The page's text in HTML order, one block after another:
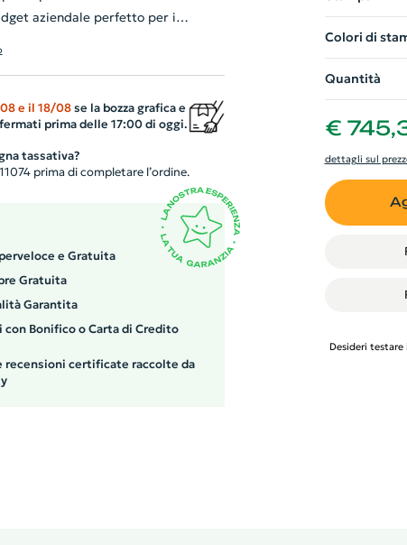
aziendale perfetto per i
dei portatili da 15". Dotato di
con zip per riporre tutti i tuoi
due scomparti separatamente con
Possiede inoltre una tasca
tasca superiore di facile accesso.
lo zaino ha bretelle
schienale confortevole. La
facilita il trasporto.
e il 18/08se la bozza grafica e
prima delle 17:00 di oggi.
tassativa?
prima di completare l’ordine.
e Gratuita
Gratuita
Garantita
con Bonifico o Carta di Credito
recensioni certificate raccolte da
Colori di
Quantità
€
dettagli sul
Desideri